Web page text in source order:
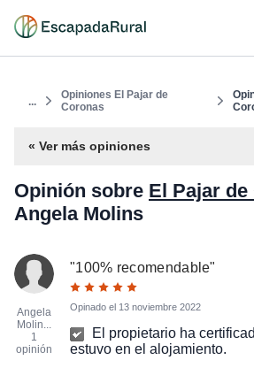
...
Opiniones El Pajar de
Coronas
« Ver más opiniones
Opinión sobre El Pajar
Angela Molins
Angela
Molin...
1
opinión
"100% recomendable"
Opinado el 13 noviembre 2022
El propietario ha
estuvo en el alojamiento.